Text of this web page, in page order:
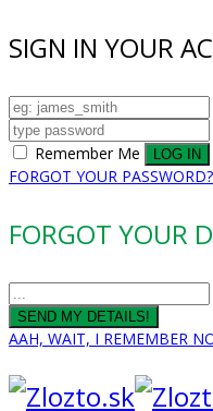
SIGN IN YOUR
Remember Me
FORGOT YOUR PASSWORD?
FORGOT YOUR
AAH, WAIT, I REMEMBER